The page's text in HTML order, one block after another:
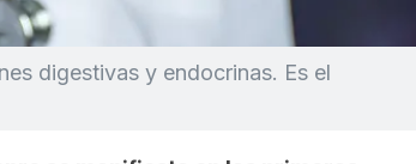
digestivas y endocrinas. Es el